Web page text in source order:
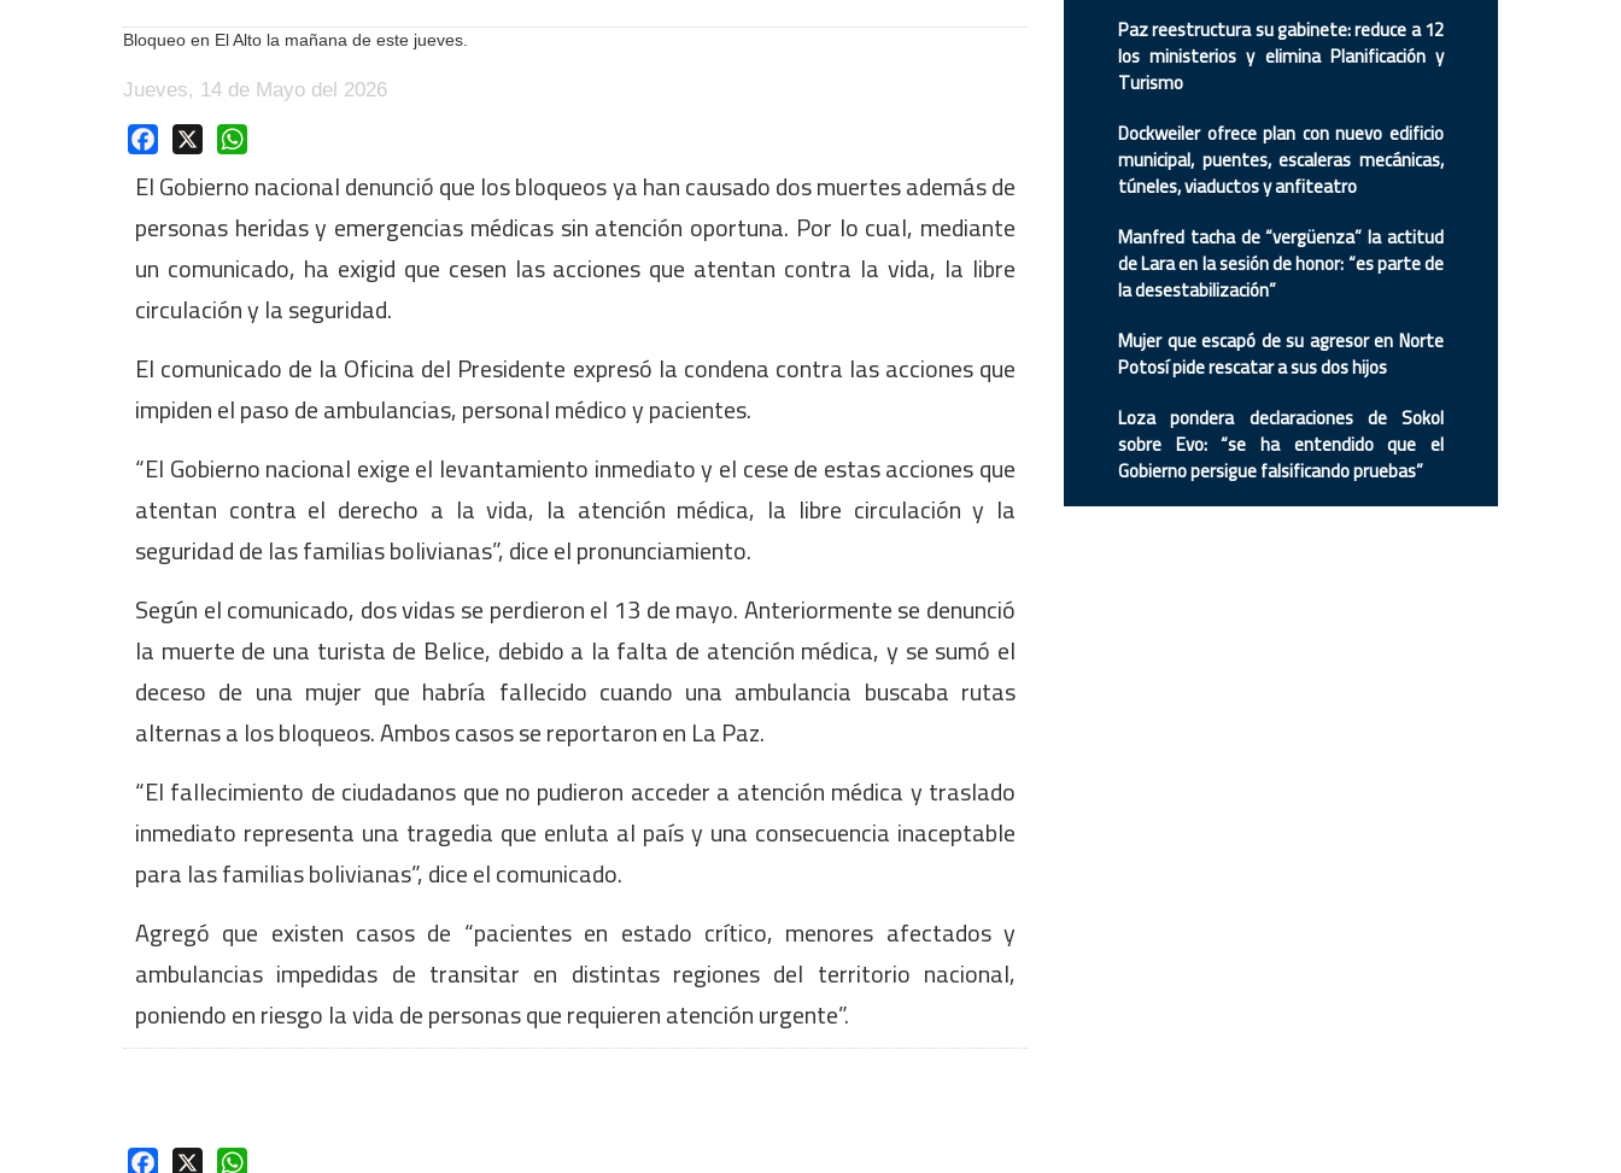
Bloqueo en El Alto la mañana de este jueves.
Jueves, 14 de Mayo del 2026
Facebook
El Gobierno nacional denunció que los bloqueos ya han causado dos muertes además de
personas heridas y emergencias médicas sin atención oportuna. Por lo cual, mediante
un comunicado, ha exigid que cesen las acciones que atentan contra la vida, la libre
circulación y la seguridad.
El comunicado de la Oficina del Presidente expresó la condena contra las acciones que
impiden el paso de ambulancias, personal médico y pacientes.
“El Gobierno nacional exige el levantamiento inmediato y el cese de estas acciones que
atentan contra el derecho a la vida, la atención médica, la libre circulación y la
seguridad de las familias bolivianas”, dice el pronunciamiento.
Según el comunicado, dos vidas se perdieron el 13 de mayo. Anteriormente se denunció
la muerte de una turista de Belice, debido a la falta de atención médica, y se sumó el
deceso de una mujer que habría fallecido cuando una ambulancia buscaba rutas
alternas a los bloqueos. Ambos casos se reportaron en La Paz.
“El fallecimiento de ciudadanos que no pudieron acceder a atención médica y traslado
inmediato representa una tragedia que enluta al país y una consecuencia inaceptable
para las familias bolivianas”, dice el comunicado.
Agregó que existen casos de “pacientes en estado crítico, menores afectados y
ambulancias impedidas de transitar en distintas regiones del territorio nacional,
poniendo en riesgo la vida de personas que requieren atención urgente”.
Facebook
Paz reestructura su gabinete: reduce a 12
los ministerios y elimina Planificación y
Turismo
Dockweiler ofrece plan con nuevo edificio
municipal, puentes, escaleras mecánicas,
túneles, viaductos y anfiteatro
Manfred tacha de “vergüenza” la actitud
de Lara en la sesión de honor: “es parte de
la desestabilización”
Mujer que escapó de su agresor en Norte
Potosí pide rescatar a sus dos hijos
Loza pondera declaraciones de Sokol
sobre Evo: “se ha entendido que el
Gobierno persigue falsificando pruebas”